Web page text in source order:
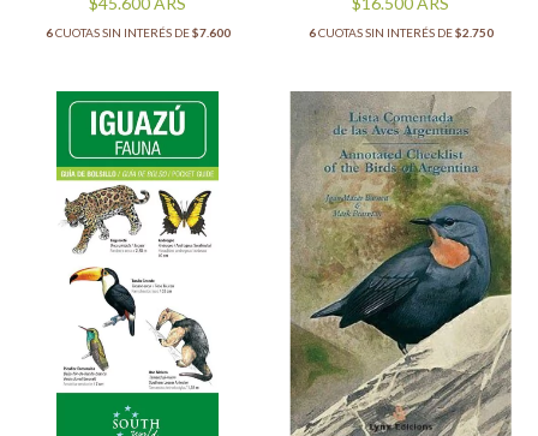
COSTAL EXOTIC SPECIES OF
ARGENTINA
6CUOTAS SIN INTERÉS DE$7.600 6CUOTAS SIN INTERÉS DE$2.750